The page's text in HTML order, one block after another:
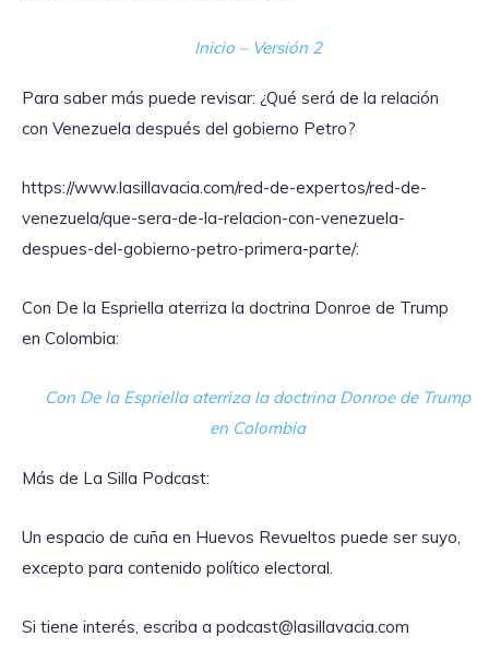
Inicio – Versión 2
Para saber más puede revisar: ¿Qué será de la relación
con Venezuela después del gobierno Petro?
https://www.lasillavacia.com/red-de-expertos/red-de-
venezuela/que-sera-de-la-relacion-con-venezuela-
despues-del-gobierno-petro-primera-parte/:
Con De la Espriella aterriza la doctrina Donroe de Trump
en Colombia:
Con De la Espriella aterriza la doctrina Donroe de Trump
en Colombia
Más de La Silla Podcast:
Un espacio de cuña en Huevos Revueltos puede ser suyo,
excepto para contenido político electoral.
Si tiene interés, escriba a podcast@lasillavacia.com